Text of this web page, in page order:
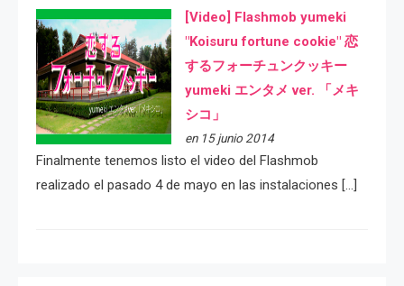
[Video] Flashmob yumeki
"Koisuru fortune cookie" 恋
するフォーチュンクッキー
yumeki エンタメ ver. 「メキ
シコ」
en 15 junio 2014
Finalmente tenemos listo el video del Flashmob
realizado el pasado 4 de mayo en las instalaciones […]